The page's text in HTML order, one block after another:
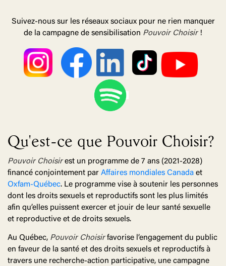
Suivez-nous sur les réseaux sociaux pour ne rien manquer
de la campagne de sensibilisation Pouvoir Choisir!
Qu'est-ce que Pouvoir Choisir?
Pouvoir Choisirest un programme de 7 ans (2021-2028)
financé conjointement par Affaires mondiales Canada et
Oxfam-Québec. Le programme vise à soutenir les personnes
dont les droits sexuels et reproductifs sont les plus limités
afin qu’elles puissent exercer et jouir de leur santé sexuelle
et reproductive et de droits sexuels.
Au Québec, Pouvoir Choisirfavorise l’engagement du public
en faveur de la santé et des droits sexuels et reproductifs à
travers une recherche-action participative, une campagne